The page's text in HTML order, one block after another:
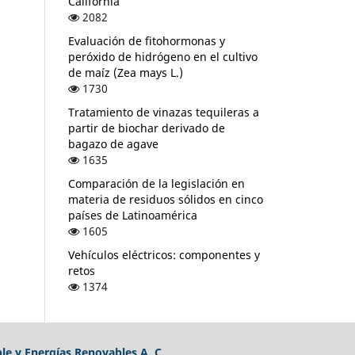
2082
Evaluación de fitohormonas y
peróxido de hidrógeno en el cultivo
de maíz (Zea mays L.)
1730
Tratamiento de vinazas tequileras a
partir de biochar derivado de
bagazo de agave
1635
Comparación de la legislación en
materia de residuos sólidos en cinco
países de Latinoamérica
1605
Vehículos eléctricos: componentes y
retos
1374